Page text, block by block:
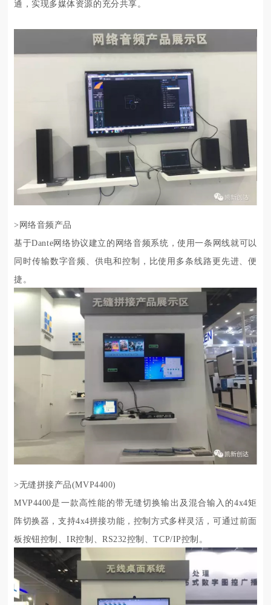
通，实现多媒体资源的充分共享。
> 网络音频产品
基于Dante网络协议建立的网络音频系统，使用一条网线就可以
同时传输数字音频、供电和控制，比使用多条线路更先进、便
捷。
>无缝拼接产品(MVP4400)
MVP4400是一款高性能的带无缝切换输出及混合输入的4x4矩
阵切换器，支持4x4拼接功能，控制方式多样灵活，可通过前面
板按钮控制、IR控制、RS232控制、TCP/IP控制。